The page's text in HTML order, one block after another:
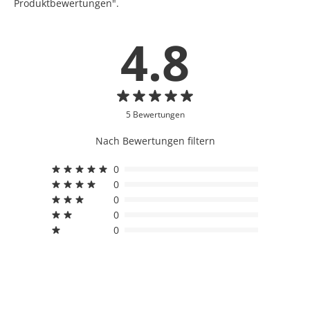
Produktbewertungen".
4.8
5 Bewertungen
Nach Bewertungen filtern
0
0
0
0
0